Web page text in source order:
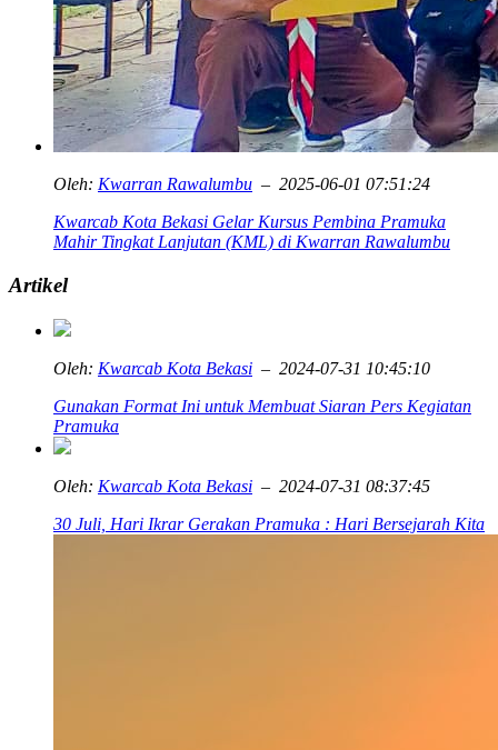
Oleh: Kwarran Rawalumbu – 2025-06-01 07:51:24
Kwarcab Kota Bekasi Gelar Kursus Pembina Pramuka
Mahir Tingkat Lanjutan (KML) di Kwarran Rawalumbu
Artikel
Oleh: Kwarcab Kota Bekasi – 2024-07-31 10:45:10
Gunakan Format Ini untuk Membuat Siaran Pers Kegiatan
Pramuka
Oleh: Kwarcab Kota Bekasi – 2024-07-31 08:37:45
30 Juli, Hari Ikrar Gerakan Pramuka : Hari Bersejarah Kita